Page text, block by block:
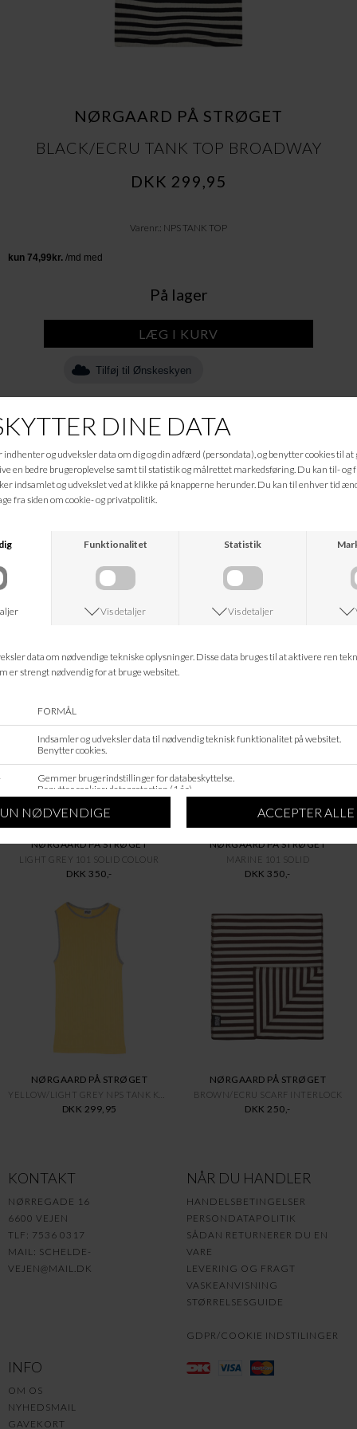
NØRGAARD PÅ STRØGET
BLACK/ECRU TANK TOP BROADWAY
DKK 299,95
Varenr.: NPS TANK TOP
På lager
Tilføj til Ønskeskyen
med brede skulder stropper og kontrastkanter. Nørgaard paa Strøget toppen
er en videreudvikling af den klassiske #101 T-shirt designet af Jørgen
Nørgaard i 1967. Toppen er designet i 90’erne og er strikket og syet i
Danmark af 100% BCI bomuld. Toppen er onesize.
Kan jeg kontakte jer?
Spørg om varen Tip en ven
NØRGAARD PÅ STRØGET
LIGHT GREY 101 SOLID COLOUR
DKK 350,-
NØRGAARD PÅ STRØGET
MARINE 101 SOLID
DKK 350,-
NØRGAARD PÅ STRØGET
DKK 299,95
NØRGAARD PÅ STRØGET
BROWN/ECRU SCARF INTERLOCK
DKK 250,-
KONTAKT
NØRREGADE 16
6600 VEJEN
TLF: 7536 0317
MAIL: SCHELDE-
VEJEN@MAIL.DK
NÅR DU HANDLER
HANDELSBETINGELSER
PERSONDATAPOLITIK
SÅDAN RETURNERER DU EN
VARE
LEVERING OG FRAGT
VASKEANVISNING
STØRRELSESGUIDE
GDPR/COOKIE INDSTILINGER
INFO
OM OS
NYHEDSMAIL
GAVEKORT